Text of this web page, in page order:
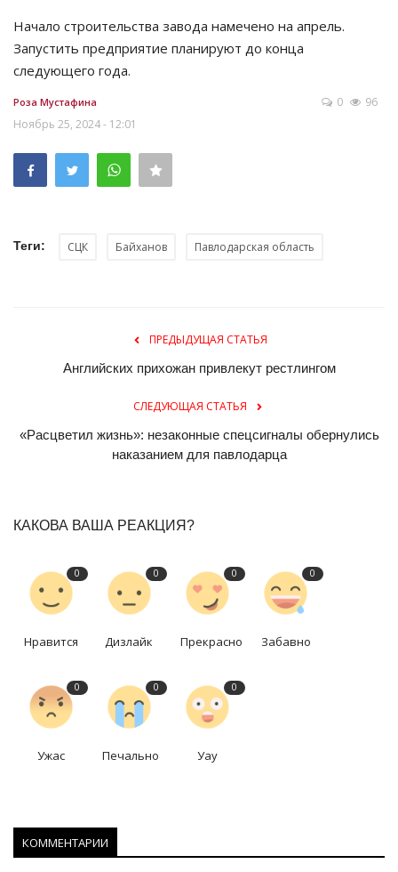
Начало строительства завода намечено на апрель.
Запустить предприятие планируют до конца
следующего года.
Роза Мустафина
Ноябрь 25, 2024 - 12:01
0 96
Теги: СЦК Байханов Павлодарская область
ПРЕДЫДУЩАЯ СТАТЬЯ
Английских прихожан привлекут рестлингом
СЛЕДУЮЩАЯ СТАТЬЯ
«Расцветил жизнь»: незаконные спецсигналы обернулись
наказанием для павлодарца
КАКОВА ВАША РЕАКЦИЯ?
0
Нравится
0
Дизлайк
0
Прекрасно
0
Забавно
0
Ужас
0
Печально
0
Уау
КОММЕНТАРИИ